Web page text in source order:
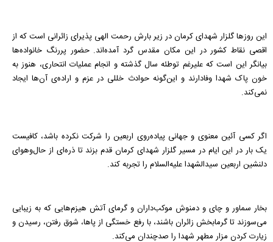
این روزها گلزار شهدای کرمان در زیر بارش رحمت الهی پذیرای زائرانی است که از
اقصی نقاط کشور در این مکان مقدس گرد آمده‌اند. حضور پررنگ خانواده‌ها
بیانگر این است که علیرغم توطئه سال گذشته و انجام عملیات انتحاری، هنوز به
خون پاک شهدا وفادارند و این‌گونه حوادث خللی در عزم و اراده‌ی آن‌‌ها ایجاد
نمی‌کند.
اگر کسی آئین معنوی و جهانی پیاده‌روی اربعین را شرکت نکرده باشد، کافیست
یک بار در این ایام در مسیر گلزار شهدای کرمان قدم بزند تا ذره‌ای از حال‌وهوای
دلنشین اربعین سیدالشهدا علیه‌السلام را تجربه کند.
بخار سماور و چای و دمنوش موکب‌داران و گرمای آتش هیزم‌هایی که به زیبایی
می‌سوزند تا گرمابخش زائران باشند، با رفع خستگی از پاها، شوق رفتن، رسیدن و
زیارت کردن مزار مطهر شهدا را صدچندان می‌کند.